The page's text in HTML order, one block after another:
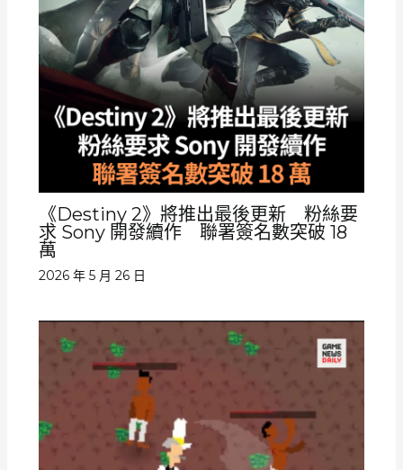
《Destiny 2》將推出最後更新 粉絲要
求 Sony 開發續作 聯署簽名數突破 18
萬
2026 年 5 月 26 日